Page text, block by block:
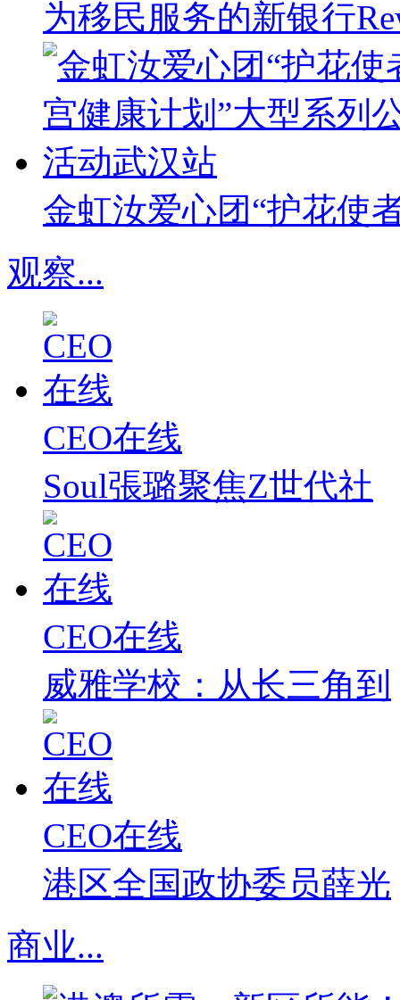
为移民服务的新银行
金虹汝爱心团“护花使
观察...
CEO在线
Soul張璐聚焦Z世代社
CEO在线
威雅学校：从长三角到
CEO在线
港区全国政协委员薛光
商业...